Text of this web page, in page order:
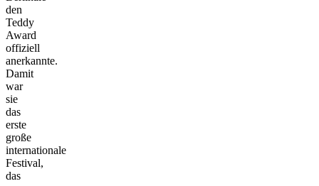
den
Teddy
Award
offiziell
anerkannte.
Damit
war
sie
das
erste
große
internationale
Festival,
das